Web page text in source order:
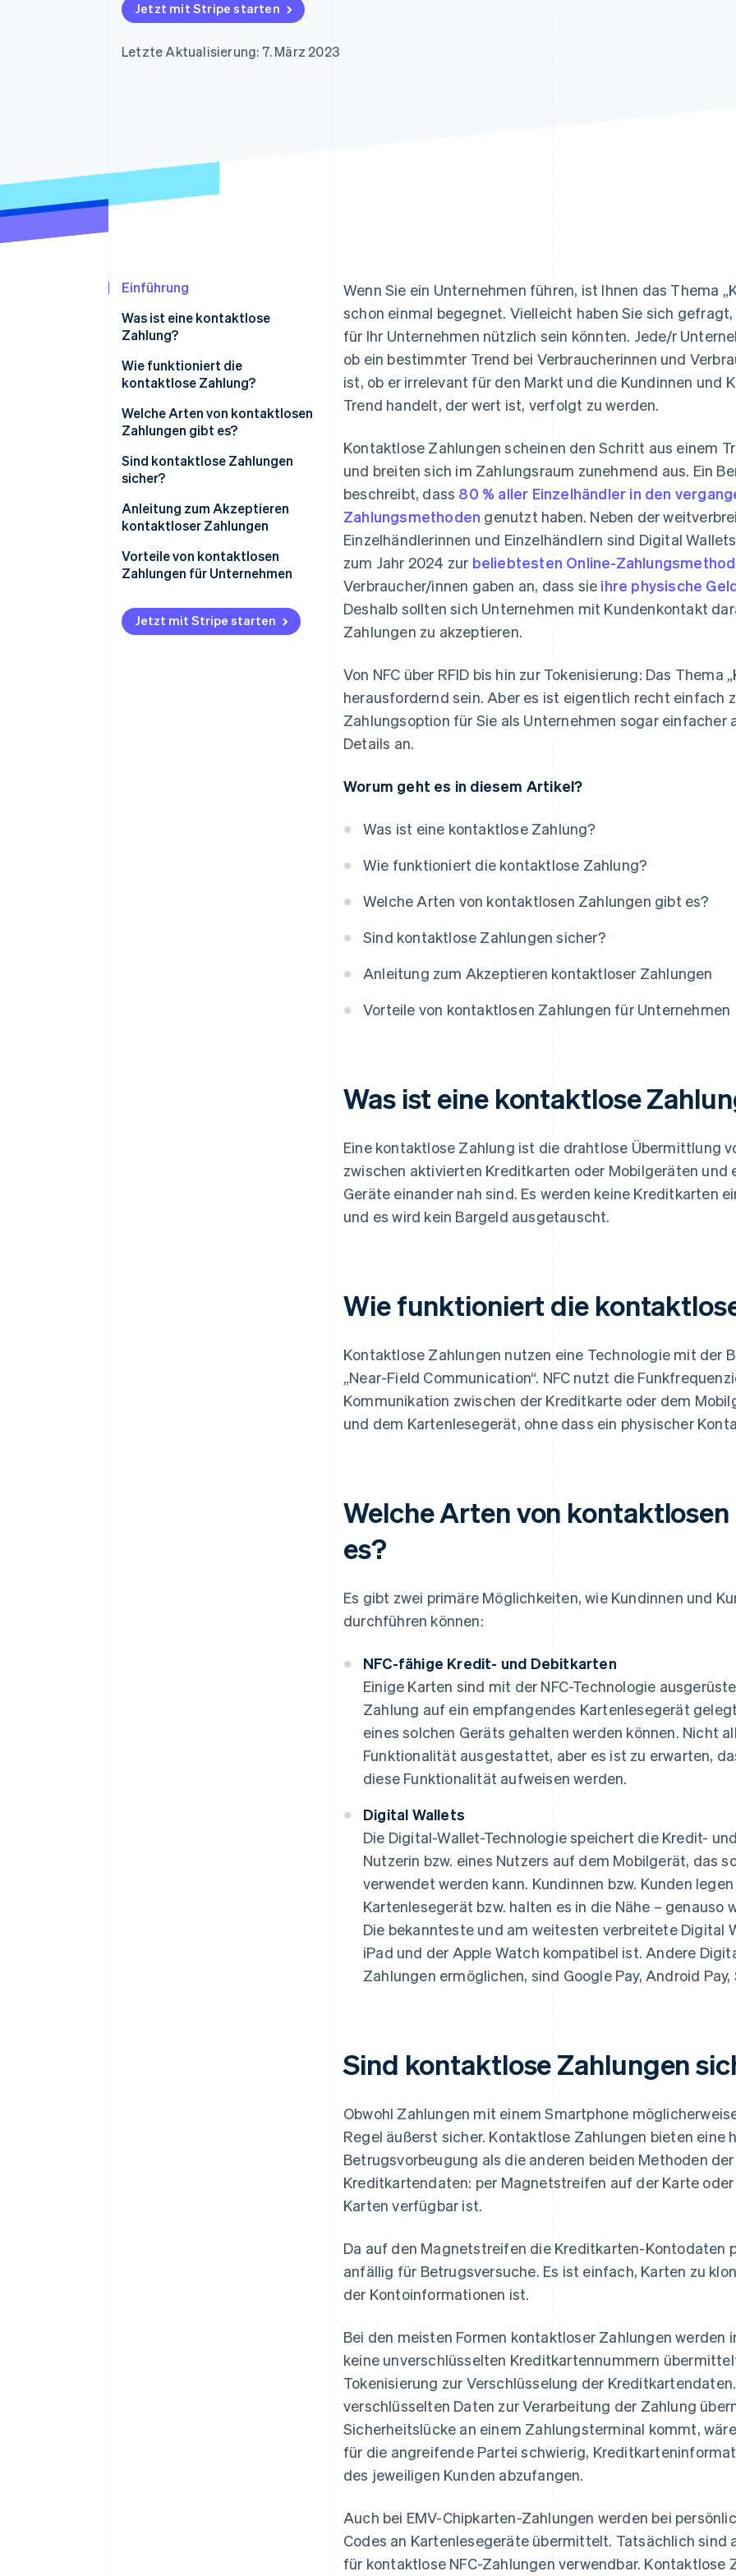
Autorisierungsraten
Beschleunigter Bezahlvorgang
Jetzt mit Stripe starten
Letzte Aktualisierung: 7. März 2023
Einführung
Was ist eine kontaktlose
Zahlung?
Wie funktioniert die
kontaktlose Zahlung?
Welche Arten von kontaktlosen
Zahlungen gibt es?
Sind kontaktlose Zahlungen
sicher?
Anleitung zum Akzeptieren
kontaktloser Zahlungen
Vorteile von kontaktlosen
Zahlungen für Unternehmen
Jetzt mit Stripe starten
Wenn Sie ein Unternehmen führen, ist Ihnen das Thema
schon einmal begegnet. Vielleicht haben Sie sich
für Ihr Unternehmen nützlich sein könnten. Jede/r
ob ein bestimmter Trend bei Verbraucherinnen und
ist, ob er irrelevant für den Markt und die Kundinnen und
Trend handelt, der wert ist, verfolgt zu werden.
Kontaktlose Zahlungen scheinen den Schritt aus einem
und breiten sich im Zahlungsraum zunehmend aus. Ein
beschreibt, dass 80 % aller Einzelhändler in den
Zahlungsmethoden genutzt haben. Neben der
Einzelhändlerinnen und Einzelhändlern sind Digital
zum Jahr 2024 zur beliebtesten Online-
Verbraucher/innen gaben an, dass sie ihre physische
Deshalb sollten sich Unternehmen mit Kundenkontakt
Zahlungen zu akzeptieren.
Von NFC über RFID bis hin zur Tokenisierung: Das Thema
herausfordernd sein. Aber es ist eigentlich recht einfach
Zahlungsoption für Sie als Unternehmen sogar einfacher
Details an.
Worum geht es in diesem Artikel?
Was ist eine kontaktlose Zahlung?
Wie funktioniert die kontaktlose Zahlung?
Welche Arten von kontaktlosen Zahlungen gibt es?
Sind kontaktlose Zahlungen sicher?
Anleitung zum Akzeptieren kontaktloser Zahlungen
Vorteile von kontaktlosen Zahlungen für Unternehmen
Was ist eine kontaktlose
Eine kontaktlose Zahlung ist die drahtlose Übermittlung
zwischen aktivierten Kreditkarten oder Mobilgeräten und
Geräte einander nah sind. Es werden keine Kreditkarten
und es wird kein Bargeld ausgetauscht.
Wie funktioniert die
Kontaktlose Zahlungen nutzen eine Technologie mit der
„Near-Field Communication“. NFC nutzt die
Kommunikation zwischen der Kreditkarte oder dem
und dem Kartenlesegerät, ohne dass ein physischer
Welche Arten von
es?
Es gibt zwei primäre Möglichkeiten, wie Kundinnen und
durchführen können:
NFC-fähige Kredit- und Debitkarten
Einige Karten sind mit der NFC-Technologie
Zahlung auf ein empfangendes Kartenlesegerät
eines solchen Geräts gehalten werden können. Nicht
Funktionalität ausgestattet, aber es ist zu erwarten,
diese Funktionalität aufweisen werden.
Digital Wallets
Die Digital-Wallet-Technologie speichert die Kredit-
Nutzerin bzw. eines Nutzers auf dem Mobilgerät, das
verwendet werden kann. Kundinnen bzw. Kunden
Kartenlesegerät bzw. halten es in die Nähe – genauso
Die bekannteste und am weitesten verbreitete Digital
iPad und der Apple Watch kompatibel ist. Andere
Zahlungen ermöglichen, sind Google Pay, Android
Sind kontaktlose Zahlungen
Obwohl Zahlungen mit einem Smartphone
Regel äußerst sicher. Kontaktlose Zahlungen bieten eine
Betrugsvorbeugung als die anderen beiden Methoden
Kreditkartendaten: per Magnetstreifen auf der Karte
Karten verfügbar ist.
Da auf den Magnetstreifen die Kreditkarten-Kontodaten
anfällig für Betrugsversuche. Es ist einfach, Karten zu
der Kontoinformationen ist.
Bei den meisten Formen kontaktloser Zahlungen werden
keine unverschlüsselten Kreditkartennummern
Tokenisierung zur Verschlüsselung der
verschlüsselten Daten zur Verarbeitung der Zahlung
Sicherheitslücke an einem Zahlungsterminal kommt,
für die angreifende Partei schwierig,
des jeweiligen Kunden abzufangen.
Auch bei EMV-Chipkarten-Zahlungen werden bei
Codes an Kartenlesegeräte übermittelt. Tatsächlich sind
für kontaktlose NFC-Zahlungen verwendbar.